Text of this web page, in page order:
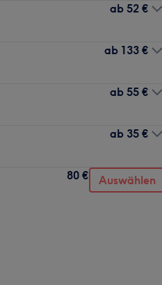
ab 52 €
ab 133 €
ab 55 €
ab 35 €
80 € Auswählen